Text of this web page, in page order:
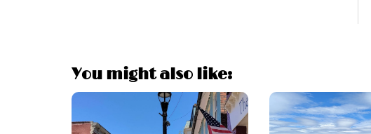
You might also like: